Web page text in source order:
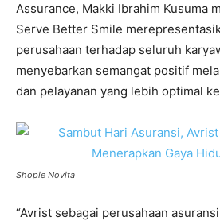
Assurance, Makki Ibrahim Kusuma
Serve Better Smile
perusahaan terhadap seluruh
menyebarkan semangat positif
dan pelayanan yang lebih optimal
Shopie Novita
“Avrist sebagai perusahaan